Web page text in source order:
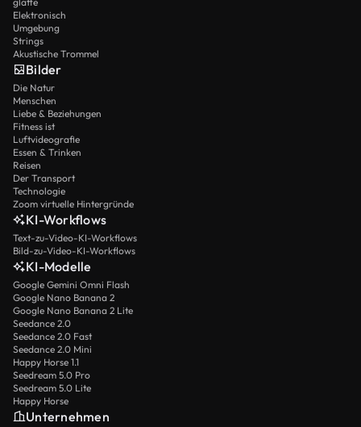
Elektronisch
Umgebung
Strings
Akustische Trommel
Bilder
Die Natur
Menschen
Liebe & Beziehungen
Fitness ist
Luftvideografie
Essen & Trinken
Reisen
Der Transport
Technologie
Zoom virtuelle Hintergründe
KI-Workflows
Text-zu-Video-KI-Workflows
Bild-zu-Video-KI-Workflows
KI-Modelle
Google Gemini Omni Flash
Google Nano Banana 2
Google Nano Banana 2 Lite
Seedance 2.0
Seedance 2.0 Fast
Seedance 2.0 Mini
Happy Horse 1.1
Seedream 5.0 Pro
Seedream 5.0 Lite
Happy Horse
Unternehmen